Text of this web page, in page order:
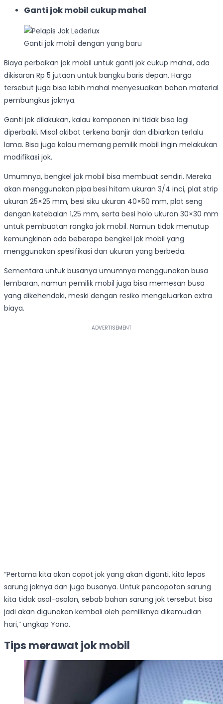
Ganti jok mobil cukup mahal
Ganti jok mobil dengan yang baru
Biaya perbaikan jok mobil untuk ganti jok cukup mahal, ada
dikisaran Rp 5 jutaan untuk bangku baris depan. Harga
tersebut juga bisa lebih mahal menyesuaikan bahan material
pembungkus joknya.
Ganti jok dilakukan, kalau komponen ini tidak bisa lagi
diperbaiki. Misal akibat terkena banjir dan dibiarkan terlalu
lama. Bisa juga kalau memang pemilik mobil ingin melakukan
modifikasi jok.
Umumnya, bengkel jok mobil bisa membuat sendiri. Mereka
akan menggunakan pipa besi hitam ukuran 3/4 inci, plat strip
ukuran 25×25 mm, besi siku ukuran 40×50 mm, plat seng
dengan ketebalan 1,25 mm, serta besi holo ukuran 30×30 mm
untuk pembuatan rangka jok mobil. Namun tidak menutup
kemungkinan ada beberapa bengkel jok mobil yang
menggunakan spesifikasi dan ukuran yang berbeda.
Sementara untuk busanya umumnya menggunakan busa
lembaran, namun pemilik mobil juga bisa memesan busa
yang dikehendaki, meski dengan resiko mengeluarkan extra
biaya.
“Pertama kita akan copot jok yang akan diganti, kita lepas
sarung joknya dan juga busanya. Untuk pencopotan sarung
kita tidak asal-asalan, sebab bahan sarung jok tersebut bisa
jadi akan digunakan kembali oleh pemiliknya dikemudian
hari,” ungkap Yono.
Tips merawat jok mobil